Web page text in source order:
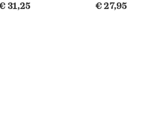
31,25 € 27,95